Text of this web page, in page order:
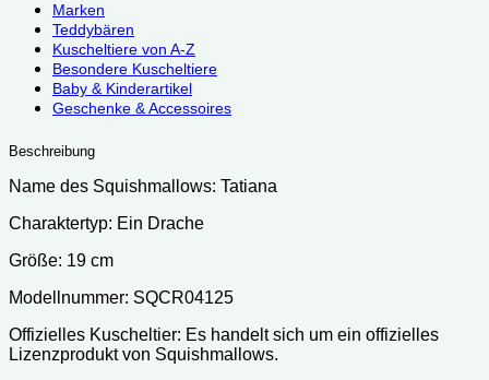
Marken
Teddybären
Kuscheltiere von A-Z
Besondere Kuscheltiere
Baby & Kinderartikel
Geschenke & Accessoires
Beschreibung
Name des Squishmallows: Tatiana
Charaktertyp: Ein Drache
Größe: 19 cm
Modellnummer: SQCR04125
Offizielles Kuscheltier: Es handelt sich um ein offizielles
Lizenzprodukt von Squishmallows.